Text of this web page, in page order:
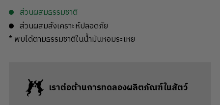
ส่วนผสมธรรมชาติ
ส่วนผสมสังเคราะห์ปลอดภัย
* พบได้ตามธรรมชาติในน้ำมันหอมระเหย
เราต่อต้านการทดลองผลิตภัณฑ์ในสัตว์